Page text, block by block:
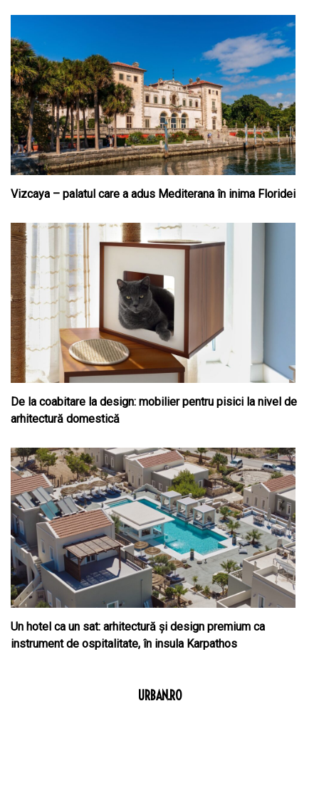
Vizcaya – palatul care a adus Mediterana în inima Floridei
De la coabitare la design: mobilier pentru pisici la nivel de
arhitectură domestică
Un hotel ca un sat: arhitectură și design premium ca
instrument de ospitalitate, în insula Karpathos
URBAN.RO